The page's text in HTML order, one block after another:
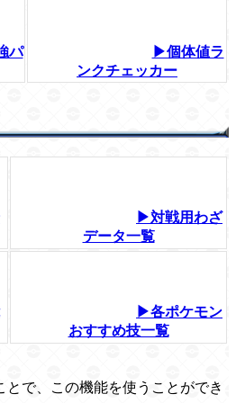
パ
▶個体値ラ
ンクチェッカー
▶対戦用わざ
データ一覧
▶各ポケモン
おすすめ技一覧
とで、この機能を使うことができ